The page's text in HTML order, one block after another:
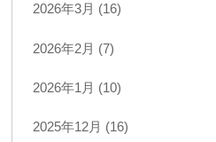
2026年3月 (16)
2026年2月 (7)
2026年1月 (10)
2025年12月 (16)